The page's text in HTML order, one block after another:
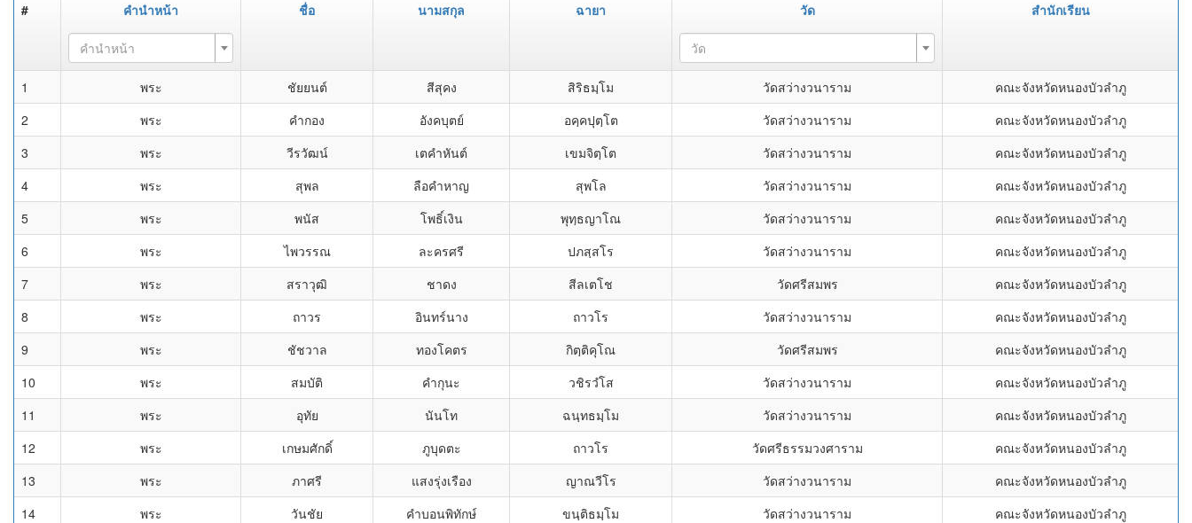
# คำนำหน้า ชื่อ นามสกุล ฉายา วัด สำนักเรียน
คำนำหน้า วัด
1 พระ ชัยยนต์ สีสุคง สิริธมฺโม วัดสว่างวนาราม
คณะจังหวัดหนองบัวลำภู
2
พระ คำกอง อังคบุตย์ อคฺคปุตฺโต วัดสว่างวนาราม
คณะจังหวัดหนองบัวลำภู
3
พระ วีรวัฒน์ เตคำหันต์ เขมจิตฺโต วัดสว่างวนาราม
คณะจังหวัดหนองบัวลำภู
4
พระ สุพล ลือคำหาญ สุพโล วัดสว่างวนาราม
คณะจังหวัดหนองบัวลำภู
5
พระ พนัส โพธิ์เงิน พุทฺธญาโณ วัดสว่างวนาราม
คณะจังหวัดหนองบัวลำภู
6
พระ ไพวรรณ ละครศรี ปภสฺสโร วัดสว่างวนาราม
คณะจังหวัดหนองบัวลำภู
7
พระ สราวุฒิ ชาดง สีลเตโช วัดศรีสมพร
คณะจังหวัดหนองบัวลำภู
8
พระ ถาวร อินทร์นาง ถาวโร วัดสว่างวนาราม
คณะจังหวัดหนองบัวลำภู
9
พระ ชัชวาล ทองโคตร กิตฺติคุโณ วัดศรีสมพร
คณะจังหวัดหนองบัวลำภู
10
พระ สมบัติ คำกุนะ วชิรวํโส วัดสว่างวนาราม
คณะจังหวัดหนองบัวลำภู
11
พระ อุทัย นันโท ฉนฺทธมฺโม วัดสว่างวนาราม
คณะจังหวัดหนองบัวลำภู
12
พระ เกษมศักดิ์ ภูบุดตะ ถาวโร วัดศรีธรรมวงศาราม
คณะจังหวัดหนองบัวลำภู
13
พระ ภาศรี แสงรุ่งเรือง ญาณวีโร วัดสว่างวนาราม
คณะจังหวัดหนองบัวลำภู
14
พระ วันชัย คำบอนพิทักษ์ ขนฺติธมฺโม วัดสว่างวนาราม
คณะจังหวัดหนองบัวลำภู